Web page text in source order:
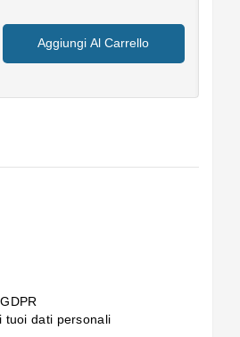
Aggiungi Al Carrello
tuoi dati personali